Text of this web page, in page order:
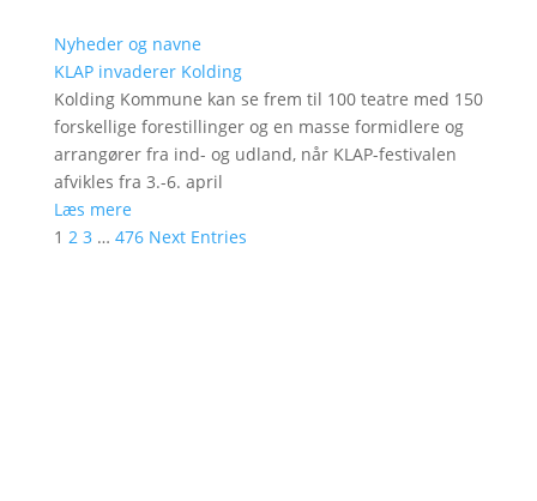
Nyheder og navne
KLAP invaderer Kolding
Kolding Kommune kan se frem til 100 teatre med 150
forskellige forestillinger og en masse formidlere og
arrangører fra ind- og udland, når KLAP-festivalen
afvikles fra 3.-6. april
Læs mere
1 2 3 … 476 Next Entries